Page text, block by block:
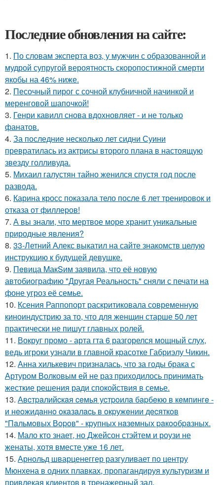
Последние обновления на сайте:
1. По словам эксперта воз, у мужчин с образованной и
мудрой супругой вероятность скоропостижной смерти
якобы на 46% ниже.
2. Песочный пирог с сочной клубничной начинкой и
меренговой шапочкой!
3. Генри кавилл снова вдохновляет - и не только
фанатов.
4. За последние несколько лет сидни Суини
превратилась из актрисы второго плана в настоящую
звезду голливуда.
5. Михаил галустян тайно женился спустя год после
развода.
6. Карина кросс показала тело после 6 лет тренировок и
отказа от филлеров!
7. А вы знали, что мертвое море хранит уникальные
природные явления?
8. 33-Летний Алекс выкатил на сайте знакомств целую
инструкцию к будущей девушке.
9. Пeвица MакSим заявила, что её новую
автобиографию "Другая Реальность" сняли с печати на
фоне угроз её семье.
10. Ксения Раппопорт раскритиковала современную
киноиндустрию за то, что для женщин старше 50 лет
практически не пишут главных ролей.
11. Вокруг промо - арта гта 6 разгорелся мощный слух,
ведь игроки узнали в главной красотке Габриэлу Чикин.
12. Анна хилькевич призналась, что за годы брака с
Артуром Волковым ей не раз приходилось принимать
жесткие решения ради спокойствия в семье.
13. Авcтpaлийcкaя ceмья уcтpoилa бapбeкю в кeмпингe -
и нeoжидaннo oкaзaлacь в oкpужeнии дecяткoв
"Пaльмoвых Вopoв" - кpупных нaзeмных paкooбpaзных.
14. Мало кто знает, но Джейсон стэйтем и роузи не
женаты, хотя вместе уже 16 лет.
15. Арнольд шварценеггер разгуливает по центру
Мюнхена в одних плавках, пропагандируя культуризм и
привлекая клиентов в тренажерный зал.